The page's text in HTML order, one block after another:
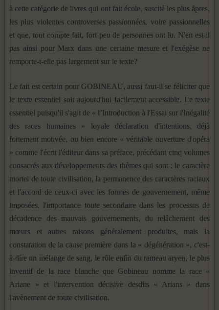
à cette catégorie de livres qui ont fait école, suscité les plus âpres,
les plus violentes controverses passionnées, voire passionnelles
et que, tout compte fait, fort peu de personnes ont lu. N'en est-il
pas ainsi pour Marx dans une certaine me­sure et l'exégèse ne
remporte-t-elle pas largement sur le texte?
Le fait est certain pour GOBINEAU, aussi faut-il se féliciter que
le texte essentiel soit aujourd'hui facilement accessible. Le texte
essentiel puisqu'il s'agit de « l’Introduction à l'Essai sur l'Inégalité
des races humaines » loyale déclaration d'intentions, déjà
fortement motivée, ou bien encore « véritable ouverture d'opéra
» comme l'écrit l'éditeur dans sa préface, précédant cinq volumes
consacrés aux développements des thèmes qui sont : le caractère
mortel de toute civilisation, la permanence des caractères raciaux
et l'accord de ceux-ci avec les formes de gouvernement, même
imposées, l'importance toute secon­daire dans les processus de
décadence des mauvais gouverne­ments, du relâchement des
mœurs et autres raisons générale­ment produites, mais la
constatation de la cause première dans la « dégénération », c'est-
à-dire un mélange de sang, le rôle enfin du rameau aryen, le plus
inventif de la race blanche que Gobineau nomme la race «
Ariane » et l'intervention décisive desdits « Arians » dans
l'avènement de toute civilisation.